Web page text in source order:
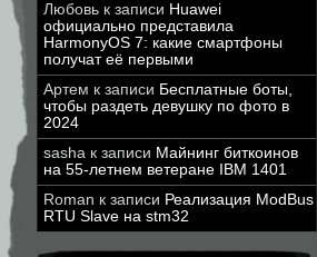
Любовь к записи Huawei
официально представила
HarmonyOS 7: какие смартфоны
получат её первыми
Артем к записи Бесплатные боты,
чтобы раздеть девушку по фото в
2024
sasha к записи Майнинг биткоинов
на 55-летнем ветеране IBM 1401
Roman к записи Реализация ModBus
RTU Slave на stm32